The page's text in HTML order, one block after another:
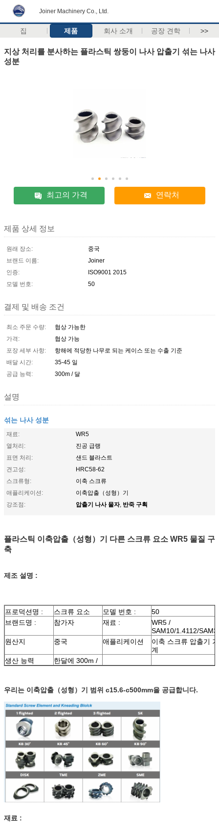
Joiner Machinery Co., Ltd.
집 제품 회사 소개 공장 견학 >>
지상 처리를 분사하는 플라스틱 쌍둥이 나사 압출기 섞는 나사
성분
최고의 가격 연락처
제품 상세 정보
원래 장소:
중국
브랜드 이름:
Joiner
인증:
ISO9001 2015
모델 번호:
50
결제 및 배송 조건
최소 주문 수량:
협상 가능한
가격:
협상 가능
포장 세부 사항:
항해에 적당한 나무로 되는 케이스 또는 수출 기준
배달 시간:
35-45 일
공급 능력:
300m / 달
설명
섞는 나사 성분
재료:
WR5
열처리:
진공 급랭
표면 처리:
샌드 블라스트
견고성:
HRC58-62
스크류형:
이축 스크류
애플리케이션:
이축압출（성형）기
강조점:
압출기 나사 물자, 반죽 구획
플라스틱 이축압출（성형）기 다른 스크류 요소 WR5 물질 구
축
제조 설명 :
프로덕션명 : 스크류 요소 모델 번호 :
50
브랜드명 :
참가자 재료 :
WR5 /
SAM10/1.4112/
원산지
중국 애플리케이션
이축 스크류 압출기 기
계
생산 능력
한달에 300m /
우리는 이축압출（성형）기 범위 c15.6-c500mm을 공급합니다.
재료 :